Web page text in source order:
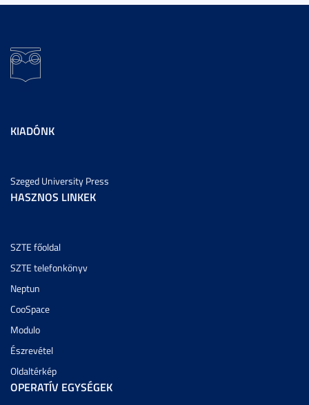
KIADÓNK
Szeged University Press
HASZNOS LINKEK
SZTE főoldal
SZTE telefonkönyv
Neptun
CooSpace
Modulo
Észrevétel
Oldaltérkép
OPERATÍV EGYSÉGEK